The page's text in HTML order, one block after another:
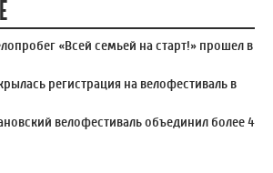
«Всей семьей на старт!» прошел в
регистрация на велофестиваль в
велофестиваль объединил более 4